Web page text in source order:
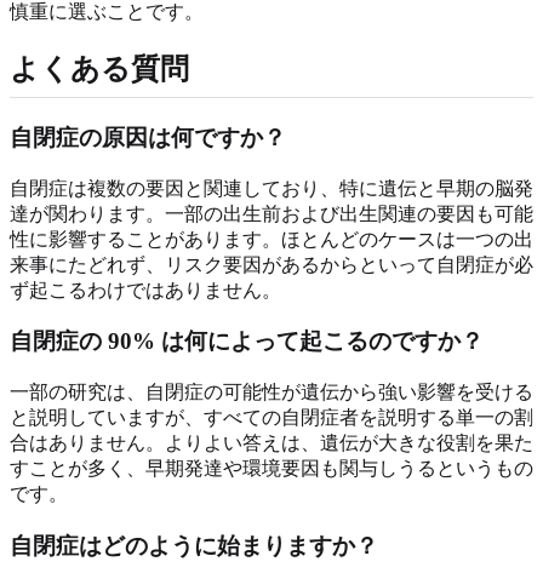
慎重に選ぶことです。
よくある質問
自閉症の原因は何ですか？
自閉症は複数の要因と関連しており、特に遺伝と早期の脳発
達が関わります。一部の出生前および出生関連の要因も可能
性に影響することがあります。ほとんどのケースは一つの出
来事にたどれず、リスク要因があるからといって自閉症が必
ず起こるわけではありません。
自閉症の 90% は何によって起こるのですか？
一部の研究は、自閉症の可能性が遺伝から強い影響を受ける
と説明していますが、すべての自閉症者を説明する単一の割
合はありません。よりよい答えは、遺伝が大きな役割を果た
すことが多く、早期発達や環境要因も関与しうるというもの
です。
自閉症はどのように始まりますか？